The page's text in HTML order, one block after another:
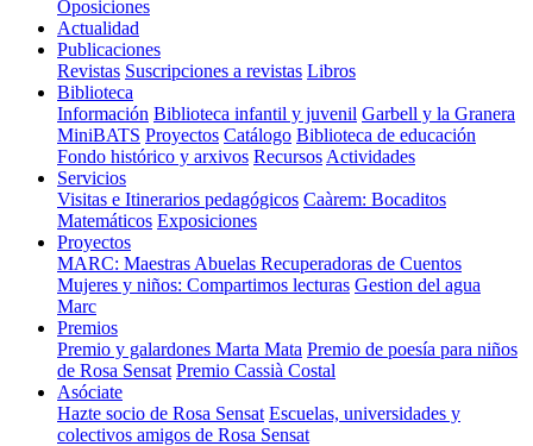
Oposiciones
Actualidad
Publicaciones
Revistas Suscripciones a revistas Libros
Biblioteca
Información Biblioteca infantil y juvenil Garbell y la Granera
MiniBATS Proyectos Catálogo Biblioteca de educación
Fondo histórico y arxivos Recursos Actividades
Servicios
Visitas e Itinerarios pedagógicos Caàrem: Bocaditos
Matemáticos Exposiciones
Proyectos
MARC: Maestras Abuelas Recuperadoras de Cuentos
Mujeres y niños: Compartimos lecturas Gestion del agua
Marc
Premios
Premio y galardones Marta Mata Premio de poesía para niños
de Rosa Sensat Premio Cassià Costal
Asóciate
Hazte socio de Rosa Sensat Escuelas, universidades y
colectivos amigos de Rosa Sensat